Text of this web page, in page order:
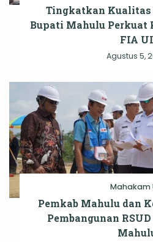
Tingkatkan Kualitas
Bupati Mahulu Perkuat
FIA UI
Agustus 5,
Mahakam
Pemkab Mahulu dan
Pembangunan